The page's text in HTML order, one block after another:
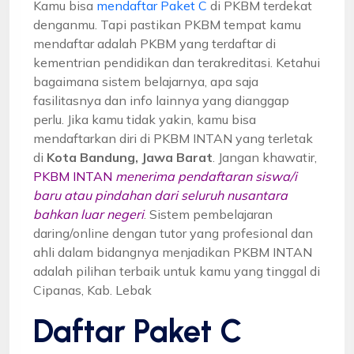
Kamu bisa mendaftar Paket C di PKBM terdekat
denganmu. Tapi pastikan PKBM tempat kamu
mendaftar adalah PKBM yang terdaftar di
kementrian pendidikan dan terakreditasi. Ketahui
bagaimana sistem belajarnya, apa saja
fasilitasnya dan info lainnya yang dianggap
perlu. Jika kamu tidak yakin, kamu bisa
mendaftarkan diri di PKBM INTAN yang terletak
di Kota Bandung, Jawa Barat . Jangan khawatir,
PKBM INTAN menerima pendaftaran siswa/i
baru atau pindahan dari seluruh nusantara
bahkan luar negeri. Sistem pembelajaran
daring/online dengan tutor yang profesional dan
ahli dalam bidangnya menjadikan PKBM INTAN
adalah pilihan terbaik untuk kamu yang tinggal di
Cipanas, Kab. Lebak
Daftar Paket C